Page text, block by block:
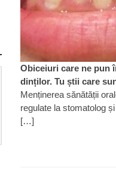
Obiceiuri care ne pun
dinților. Tu știi care
Menținerea sănătății
regulate la stomatolog
[…]